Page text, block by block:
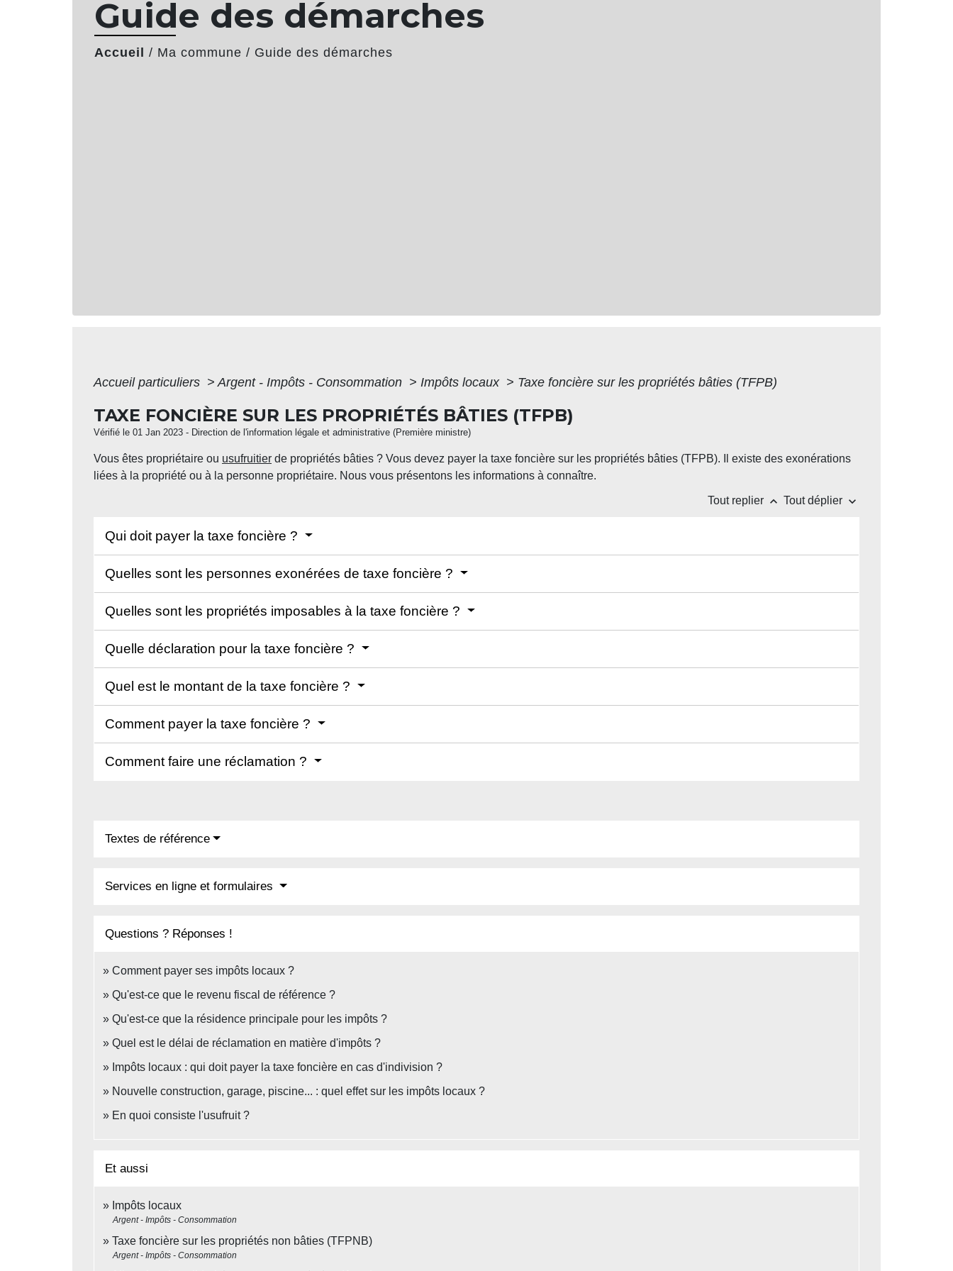
Guide des démarches
Accueil / Ma commune / Guide des démarches
Accueil particuliers > Argent - Impôts - Consommation > Impôts locaux > Taxe foncière sur les propriétés bâties (TFPB)
TAXE FONCIÈRE SUR LES PROPRIÉTÉS BÂTIES (TFPB)
Vérifié le 01 Jan 2023 - Direction de l'information légale et administrative (Première ministre)
Vous êtes propriétaire ou usufruitier de propriétés bâties ? Vous devez payer la taxe foncière sur les propriétés bâties (TFPB). Il existe des exonérations
liées à la propriété ou à la personne propriétaire. Nous vous présentons les informations à connaître.
Tout replier keyboard_arrow_up Tout déplier keyboard_arrow_down
Qui doit payer la taxe foncière ?
Quelles sont les personnes exonérées de taxe foncière ?
Quelles sont les propriétés imposables à la taxe foncière ?
Quelle déclaration pour la taxe foncière ?
Quel est le montant de la taxe foncière ?
Comment payer la taxe foncière ?
Comment faire une réclamation ?
Textes de référence
Services en ligne et formulaires
Questions ? Réponses !
Comment payer ses impôts locaux ?
Qu'est-ce que le revenu fiscal de référence ?
Qu'est-ce que la résidence principale pour les impôts ?
Quel est le délai de réclamation en matière d'impôts ?
Impôts locaux : qui doit payer la taxe foncière en cas d'indivision ?
Nouvelle construction, garage, piscine... : quel effet sur les impôts locaux ?
En quoi consiste l'usufruit ?
Et aussi
Impôts locaux
Argent - Impôts - Consommation
Taxe foncière sur les propriétés non bâties (TFPNB)
Argent - Impôts - Consommation